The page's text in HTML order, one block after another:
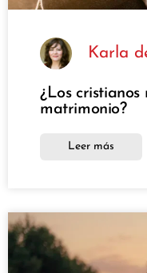
Karla
¿Los cristianos
matrimonio?
Leer más